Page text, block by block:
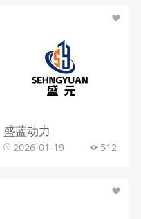
盛蓝动力
2026-01-19 512